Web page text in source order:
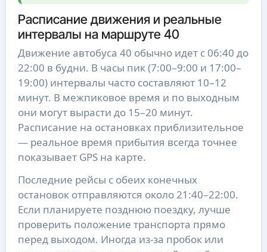
Расписание движения и реальные
интервалы на маршруте 40
Движение автобуса 40 обычно идет с 06:40 до
22:00 в будни. В часы пик (7:00–9:00 и 17:00–
19:00) интервалы часто составляют 10–12
минут. В межпиковое время и по выходным
они могут вырасти до 15–20 минут.
Расписание на остановках приблизительное
— реальное время прибытия всегда точнее
показывает GPS на карте.
Последние рейсы с обеих конечных
остановок отправляются около 21:40–22:00.
Если планируете позднюю поездку, лучше
проверить положение транспорта прямо
перед выходом. Иногда из-за пробок или